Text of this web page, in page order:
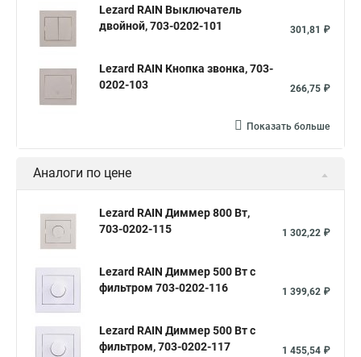
Lezard RAIN Выключатель
двойной, 703-0202-101
301,81 ₽
Lezard RAIN Кнопка звонка, 703-
0202-103
266,75 ₽
Показать больше
Аналоги по цене
Lezard RAIN Диммер 800 Вт,
703-0202-115
1 302,22 ₽
Lezard RAIN Диммер 500 Вт с
фильтром 703-0202-116
1 399,62 ₽
Lezard RAIN Диммер 500 Вт с
фильтром, 703-0202-117
1 455,54 ₽